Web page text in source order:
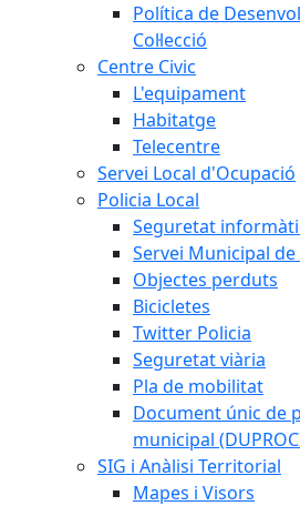
Política de
Col·lecció
Centre Civic
L'equipament
Habitatge
Telecentre
Servei Local d'Ocupació
Policia Local
Seguretat
Servei Municipal
Objectes perduts
Bicicletes
Twitter Policia
Seguretat viària
Pla de mobilitat
Document únic de
municipal
SIG i Anàlisi Territorial
Mapes i Visors